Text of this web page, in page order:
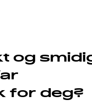
og
for deg?